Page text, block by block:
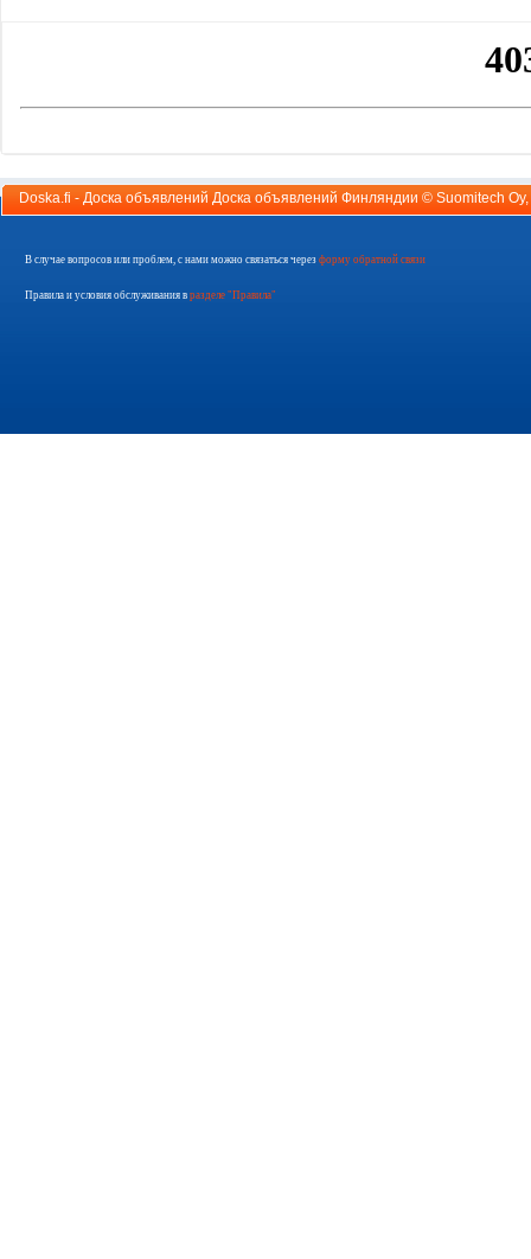
Doska.fi - Доска объявлений Доска объявлений Финляндии © Suomitech Oy
В случае вопросов или проблем, с нами можно связаться через форму обратной связи
Правила и условия обслуживания в разделе "Правила"